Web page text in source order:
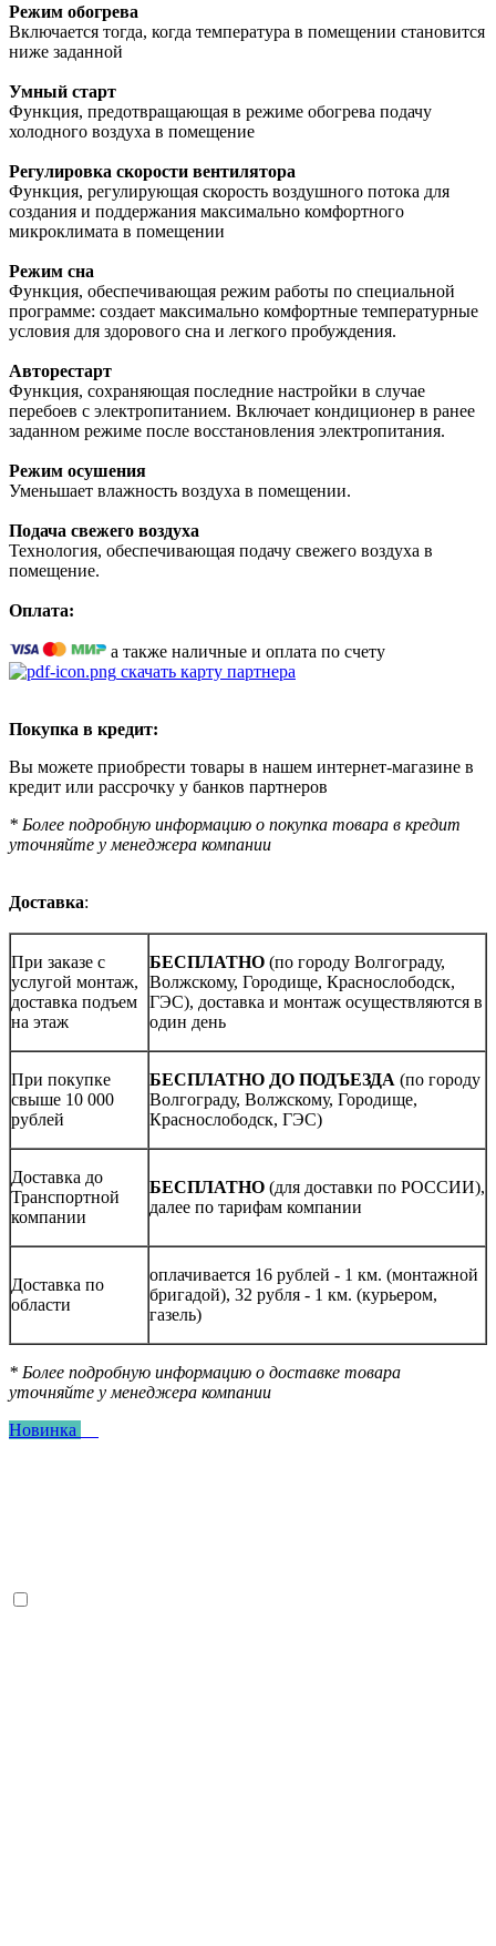
Режим обогрева
Включается тогда, когда температура в помещении становится
ниже заданной
Умный старт
Функция, предотвращающая в режиме обогрева подачу
холодного воздуха в помещение
Регулировка скорости вентилятора
Функция, регулирующая скорость воздушного потока для
создания и поддержания максимально комфортного
микроклимата в помещении
Режим сна
Функция, обеспечивающая режим работы по специальной
программе: создает максимально комфортные температурные
условия для здорового сна и легкого пробуждения.
Авторестарт
Функция, сохраняющая последние настройки в случае
перебоев с электропитанием. Включает кондиционер в ранее
заданном режиме после восстановления электропитания.
Режим осушения
Уменьшает влажность воздуха в помещении.
Подача свежего воздуха
Технология, обеспечивающая подачу свежего воздуха в
помещение.
Оплата:
а также наличные и оплата по счету
скачать карту партнера
Покупка в кредит:
Вы можете приобрести товары в нашем интернет-магазине в
кредит или рассрочку у банков партнеров
* Более подробную информацию о покупка товара в кредит
уточняйте у менеджера компании
Доставка:
При заказе с
услугой монтаж,
доставка подъем
на этаж
БЕСПЛАТНО (по городу Волгограду,
Волжскому, Городище, Краснослободск,
ГЭС), доставка и монтаж осуществляются в
один день
При покупке
свыше 10 000
рублей
БЕСПЛАТНО ДО ПОДЪЕЗДА (по городу
Волгограду, Волжскому, Городище,
Краснослободск, ГЭС)
Доставка до
Транспортной
компании
БЕСПЛАТНО (для доставки по РОССИИ),
далее по тарифам компании
Доставка по
области
оплачивается 16 рублей - 1 км. (монтажной
бригадой), 32 рубля - 1 км. (курьером,
газель)
* Более подробную информацию о доставке товара
уточняйте у менеджера компании
Новинка